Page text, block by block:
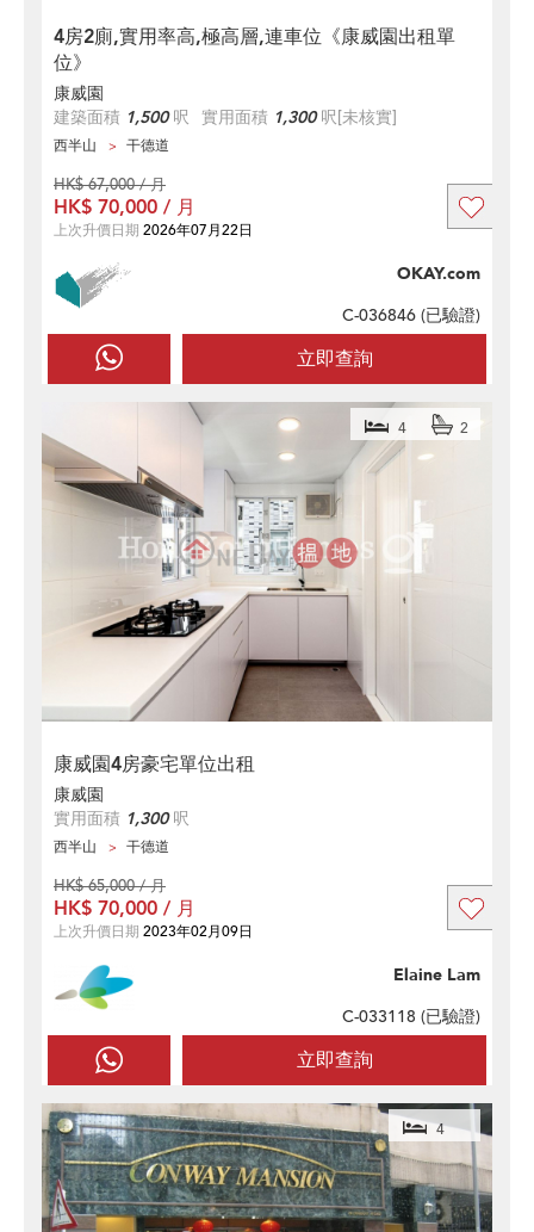
4房2廁,實用率高,極高層,連車位《康威園出租單
位》
康威園
建築面積 1,500呎 實用面積 1,300呎[未核實]
西半山 干德道
立即查詢
OKAY.com
C-036846 (已驗證)
HK$ 67,000 / 月
HK$ 70,000 / 月
上次升價日期 2026年07月22日
康威園4房豪宅單位出租
4 2
康威園
實用面積 1,300呎
西半山 干德道
立即查詢
Elaine Lam
C-033118 (已驗證)
HK$ 65,000 / 月
HK$ 70,000 / 月
上次升價日期 2023年02月09日
4